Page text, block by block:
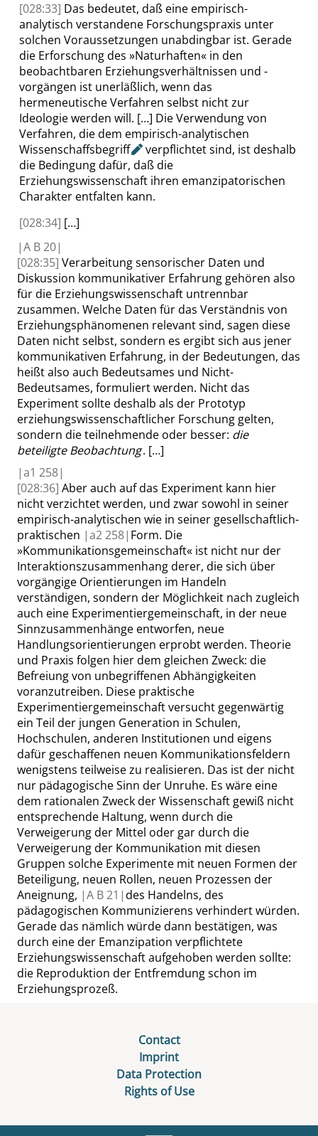
[028:33] Das bedeutet, daß eine empirisch-
analytisch verstandene Forschungspraxis unter
solchen Voraussetzungen unabdingbar ist. Gerade
die Erforschung des »Naturhaften« in den
beobachtbaren Erziehungsverhältnissen und -
vorgängen ist unerläßlich, wenn das
hermeneutische Verfahren selbst nicht zur
Ideologie werden will. […] Die Verwendung von
Verfahren, die dem empirisch-analytischen
Wissenschaffsbegriff
verpflichtet sind, ist deshalb
die Bedingung dafür, daß die
Erziehungswissenschaft ihren emanzipatorischen
Charakter entfalten kann.
[028:34] […]
|A B20|
[028:35] Verarbeitung sensorischer Daten und
Diskussion kommunikativer Erfahrung gehören also
für die Erziehungswissenschaft untrennbar
zusammen. Welche Daten für das Verständnis von
Erziehungsphänomenen relevant sind, sagen diese
Daten nicht selbst, sondern es ergibt sich aus jener
kommunikativen Erfahrung, in der Bedeutungen, das
heißt also auch Bedeutsames und Nicht-
Bedeutsames, formuliert werden. Nicht das
Experiment sollte deshalb als der Prototyp
erziehungswissenschaftlicher Forschung gelten,
sondern die teilnehmende oder besser: die
beteiligte Beobachtung. […]
|a1 258|
[028:36] Aber auch auf das Experiment kann hier
nicht verzichtet werden, und zwar sowohl in seiner
empirisch-analytischen wie in seiner gesellschaftlich-
praktischen |a2258| Form. Die
»Kommunikationsgemeinschaft« ist nicht nur der
Interaktionszusammenhang derer, die sich über
vorgängige Orientierungen im Handeln
verständigen, sondern der Möglichkeit nach zugleich
auch eine Experimentiergemeinschaft, in der neue
Sinnzusammenhänge entworfen, neue
Handlungsorientierungen erprobt werden. Theorie
und Praxis folgen hier dem gleichen Zweck: die
Befreiung von unbegriffenen Abhängigkeiten
voranzutreiben. Diese praktische
Experimentiergemeinschaft versucht gegenwärtig
ein Teil der jungen Generation in Schulen,
Hochschulen, anderen Institutionen und eigens
dafür geschaffenen neuen Kommunikationsfeldern
wenigstens teilweise zu realisieren. Das ist der nicht
nur pädagogische Sinn der Unruhe. Es wäre eine
dem rationalen Zweck der Wissenschaft gewiß nicht
entsprechende Haltung, wenn durch die
Verweigerung der Mittel oder gar durch die
Verweigerung der Kommunikation mit diesen
Gruppen solche Experimente mit neuen Formen der
Beteiligung, neuen Rollen, neuen Prozessen der
Aneignung, |A B21|des Handelns, des
pädagogischen Kommunizierens verhindert würden.
Gerade das nämlich würde dann bestätigen, was
durch eine der Emanzipation verpflichtete
Erziehungswissenschaft aufgehoben werden sollte:
die Reproduktion der Entfremdung schon im
Erziehungsprozeß.
Contact
Imprint
Data Protection
Rights of Use